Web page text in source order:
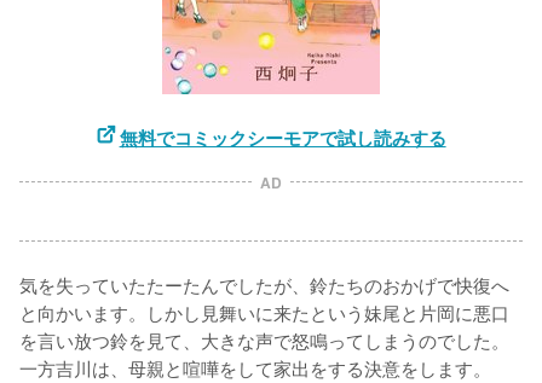
無料でコミックシーモアで試し読みする
AD
気を失っていたたーたんでしたが、鈴たちのおかげで快復へ
と向かいます。しかし見舞いに来たという妹尾と片岡に悪口
を言い放つ鈴を見て、大きな声で怒鳴ってしまうのでした。
一方吉川は、母親と喧嘩をして家出をする決意をします。